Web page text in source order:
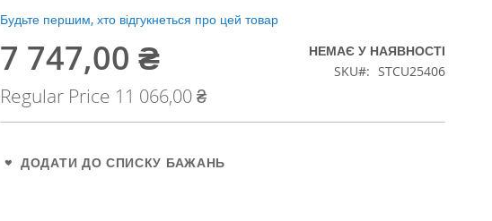
Будьте першим, хто відгукнеться про цей товар
Special
7 747,00 ₴
Regular Price 11 066,00 ₴
НЕМАЄ У НАЯВНОСТІ
SKU
STCU25406
ДОДАТИ ДО СПИСКУ БАЖАНЬ